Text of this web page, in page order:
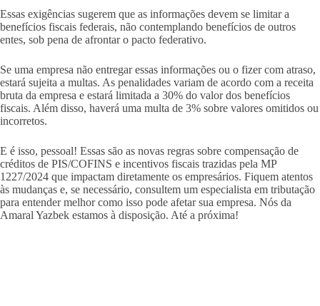
Essas exigências sugerem que as informações devem se limitar a
benefícios fiscais federais, não contemplando benefícios de outros
entes, sob pena de afrontar o pacto federativo.
Se uma empresa não entregar essas informações ou o fizer com atraso,
estará sujeita a multas. As penalidades variam de acordo com a receita
bruta da empresa e estará limitada a 30% do valor dos benefícios
fiscais. Além disso, haverá uma multa de 3% sobre valores omitidos ou
incorretos.
E é isso, pessoal! Essas são as novas regras sobre compensação de
créditos de PIS/COFINS e incentivos fiscais trazidas pela MP
1227/2024 que impactam diretamente os empresários. Fiquem atentos
às mudanças e, se necessário, consultem um especialista em tributação
para entender melhor como isso pode afetar sua empresa. Nós da
Amaral Yazbek estamos à disposição. Até a próxima!